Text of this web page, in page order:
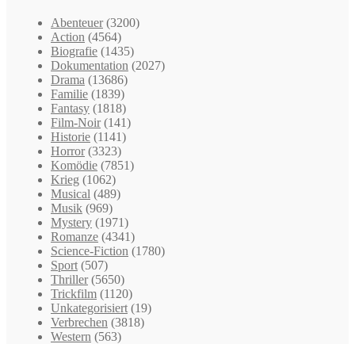
Abenteuer (3200)
Action (4564)
Biografie (1435)
Dokumentation (2027)
Drama (13686)
Familie (1839)
Fantasy (1818)
Film-Noir (141)
Historie (1141)
Horror (3323)
Komödie (7851)
Krieg (1062)
Musical (489)
Musik (969)
Mystery (1971)
Romanze (4341)
Science-Fiction (1780)
Sport (507)
Thriller (5650)
Trickfilm (1120)
Unkategorisiert (19)
Verbrechen (3818)
Western (563)